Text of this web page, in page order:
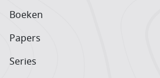
Boeken
Papers
Series